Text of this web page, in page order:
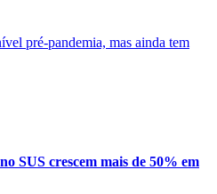
SUS crescem mais de 50% em